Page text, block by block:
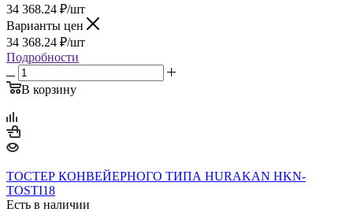
34 368.24 ₽/шт
Варианты цен
34 368.24 ₽/шт
Подробности
В корзину
ТОСТЕР КОНВЕЙЕРНОГО ТИПА HURAKAN HKN-
TOSTI18
Есть в наличии